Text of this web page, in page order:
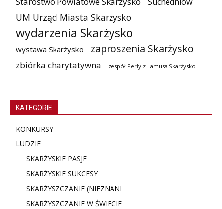
UM Urząd Miasta Skarżysko
wydarzenia Skarżysko
wystawa Skarżysko zaproszenia Skarżysko
zbiórka charytatywna zespół Perły z Lamusa Skarżysko
KATEGORIE
KONKURSY
LUDZIE
SKARŻYSKIE PASJE
SKARŻYSKIE SUKCESY
SKARŻYSZCZANIE (NIEZNANI
SKARŻYSZCZANIE W ŚWIECIE